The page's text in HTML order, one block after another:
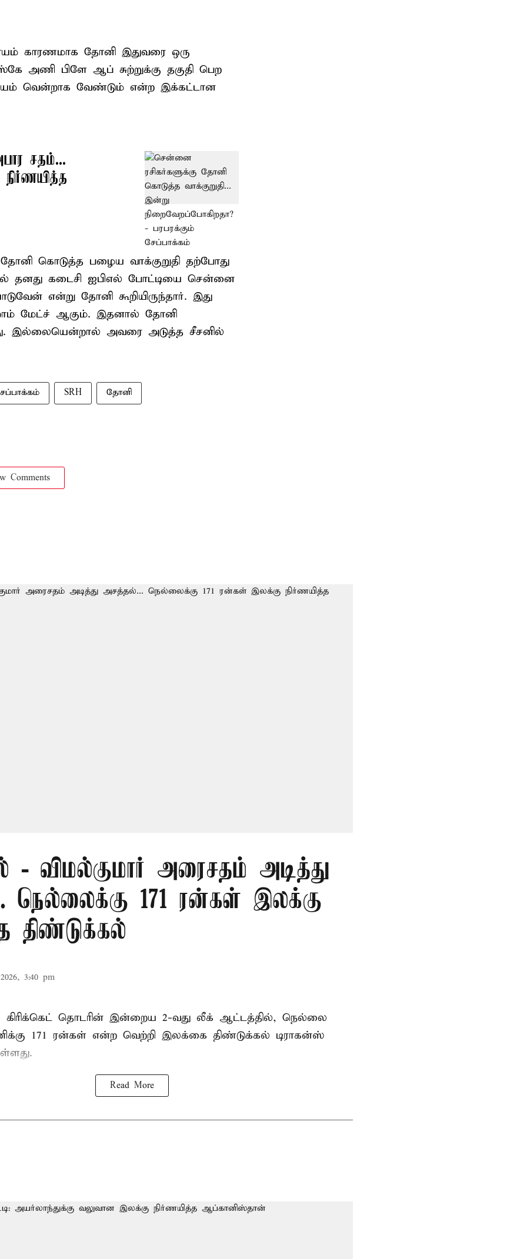
காரணமாக தோனி இதுவரை ஒரு
அணி பிளே ஆப் சுற்றுக்கு தகுதி பெற
வென்றாக வேண்டும் என்ற இக்கட்டான
சதம்...
கொடுத்த பழைய வாக்குறுதி தற்போது
தனது கடைசி ஐபிஎல் போட்டியை சென்னை
என்று தோனி கூறியிருந்தார். இது
மேட்ச் ஆகும். இதனால் தோனி
இல்லையென்றால் அவரை அடுத்த சீசனில்
SRH தோனி
Comments
- விமல்குமார் அரைசதம் அடித்து
நெல்லைக்கு 171 ரன்கள் இலக்கு
திண்டுக்கல்
3:40 pm
கிரிக்கெட் தொடரின் இன்றைய 2-வது லீக் ஆட்டத்தில், நெல்லை
171 ரன்கள் என்ற வெற்றி இலக்கை திண்டுக்கல் டிராகன்ஸ்
Read More